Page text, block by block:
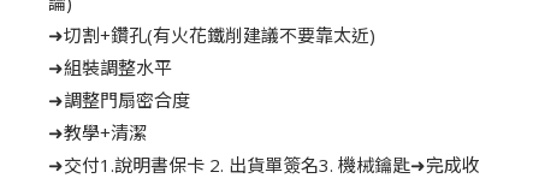
➜切割+鑽孔(有火花鐵削建議不要靠太近)
➜組裝調整水平
➜調整門扇密合度
➜教學+清潔
➜交付1.說明書保卡 2. 出貨單簽名3. 機械鑰匙➜完成收